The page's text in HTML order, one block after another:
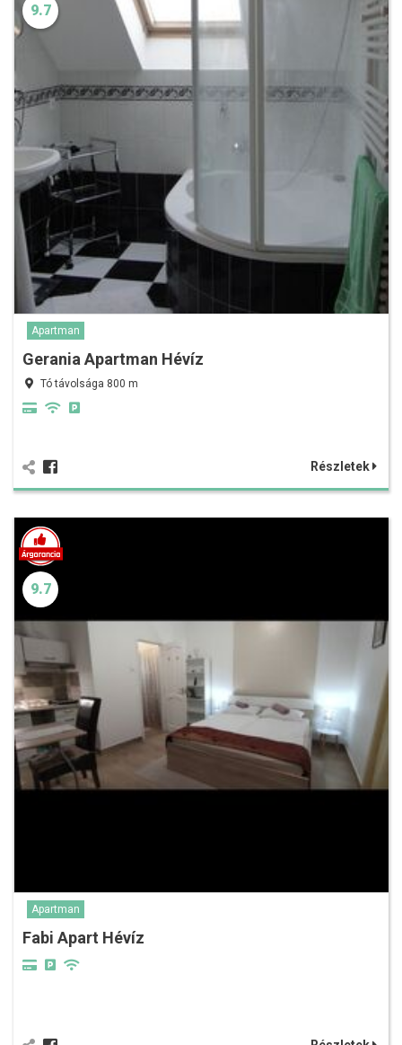
9.7
Apartman
Gerania Apartman Hévíz
Tó távolsága 800 m
Részletek
9.7
Apartman
Fabi Apart Hévíz